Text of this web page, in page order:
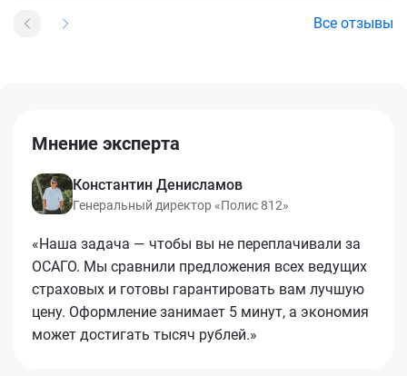
Все отзывы
Мнение эксперта
Константин Денисламов
Генеральный директор «Полис 812»
«Наша задача — чтобы вы не переплачивали за
ОСАГО. Мы сравнили предложения всех ведущих
страховых и готовы гарантировать вам лучшую
цену. Оформление занимает 5 минут, а экономия
может достигать тысяч рублей.»